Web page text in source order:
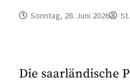
Sonntag, 28. Juni 2026
Die saarländische